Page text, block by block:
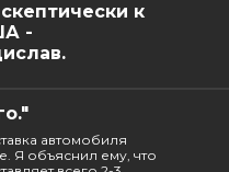
автомобиля
Я объяснил ему, что
к
-